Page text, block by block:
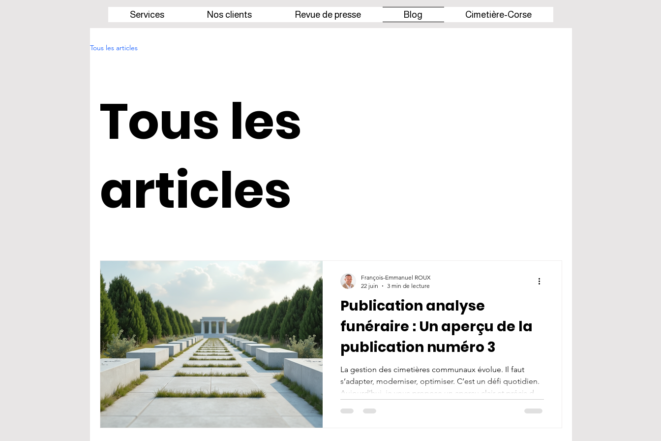
Services Nos clients Revue de presse Blog Cimetière-Corse
Tous les articles
Tous les
articles
Publication analyse
funéraire : Un aperçu de la
publication numéro 3
La gestion des cimetières communaux évolue. Il faut
s’adapter, moderniser, optimiser. C’est un défi quotidien.
Aujourd’hui, je vous propose un aperçu clair et précis de
ressource essentielle pour tous ceux qui gèrent les
François-Emmanuel ROUX
22 juin
3 min de lecture